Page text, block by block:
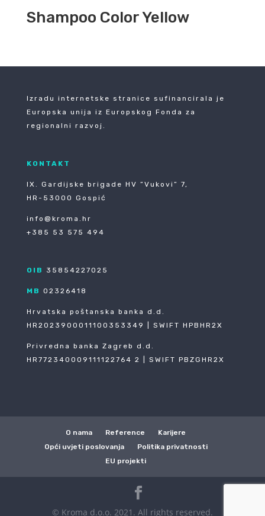
Shampoo Color Yellow
Izradu internetske stranice sufinancirala je
Europska unija iz Europskog Fonda za
regionalni razvoj.
KONTAKT
IX. Gardijske brigade HV ”Vukovi” 7,
HR-53000 Gospić
info@kroma.hr
+385 53 575 494
OIB 35854227025
MB 02326418
Hrvatska poštanska banka d.d.
HR2023900011100353349 | SWIFT HPBHR2X
Privredna banka Zagreb d.d.
HR772340009111122764 2 | SWIFT PBZGHR2X
O nama Reference
Karijere
Opći uvjeti poslovanja
Politika privatnosti
EU projekti
© Kroma d.o.o. 2021. All rights reserved.